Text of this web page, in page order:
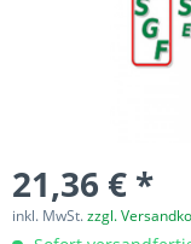
21,36 € *
inkl. MwSt.zzgl.